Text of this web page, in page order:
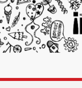
Main
Navigation
Main
Content
Sidebar